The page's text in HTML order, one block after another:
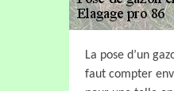
La pose d’un
faut compter